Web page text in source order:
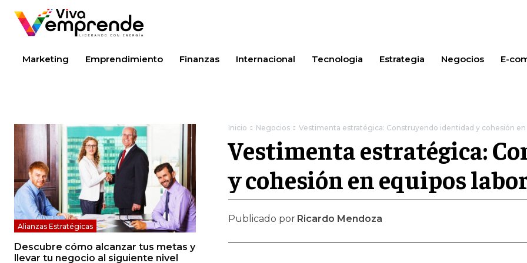
Marketing Emprendimiento Finanzas Internacional Tecnologia Estrategia Negocios E-
Alianzas Estratégicas
Descubre cómo alcanzar tus metas y
llevar tu negocio al siguiente nivel
Inicio Negocios Vestimenta estratégica: Construyendo identidad y cohesión en
Vestimenta estratégica:
y cohesión en equipos
Publicado por Ricardo Mendoza